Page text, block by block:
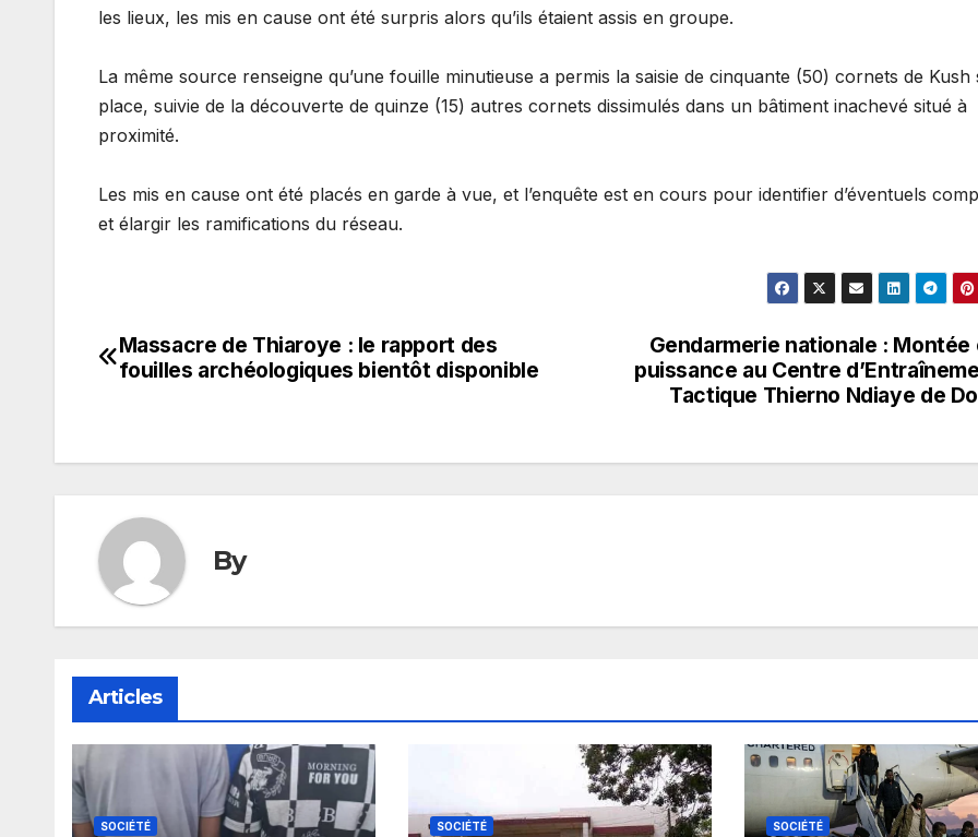
les lieux, les mis en cause ont été surpris alors qu’ils étaient assis en groupe.
La même source renseigne qu’une fouille minutieuse a permis la saisie de cinquante (50) cornets de Kush
place, suivie de la découverte de quinze (15) autres cornets dissimulés dans un bâtiment inachevé situé à
proximité.
Les mis en cause ont été placés en garde à vue, et l’enquête est en cours pour identifier d’éventuels
et élargir les ramifications du réseau.
Navigation
Gendarmerie nationale : Montée
puissance au Centre
Tactique Thierno Ndiaye de
Massacre de Thiaroye : le rapport des
fouilles archéologiques bientôt disponible
By
Articles
SOCIÉTÉ SOCIÉTÉ SOCIÉTÉ